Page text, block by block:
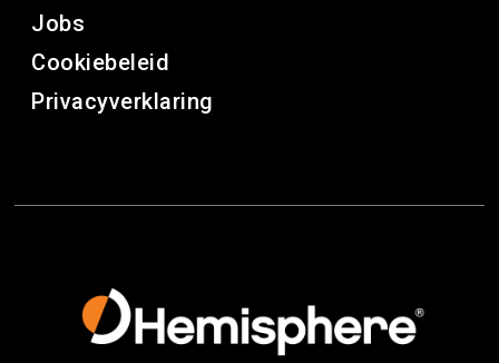
Jobs
Cookiebeleid
Privacyverklaring